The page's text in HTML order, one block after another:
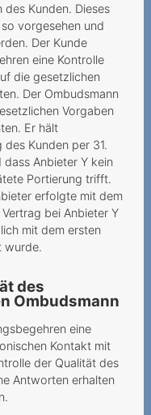
Kunden. Dieses
vorgesehen und
Der Kunde
eine Kontrolle
die gesetzlichen
Der Ombudsmann
Vorgaben
Er hält
Kunden per 31.
Anbieter Y kein
Portierung trifft.
erfolgte mit dem
bei Anbieter Y
mit dem ersten
wurde.
des
Ombudsmann
eine
Kontakt mit
der Qualität des
Antworten erhalten
bei
Minderjährige
Easypay
Wegzug
- SMS-
zur
mobiler Daten
Sohn